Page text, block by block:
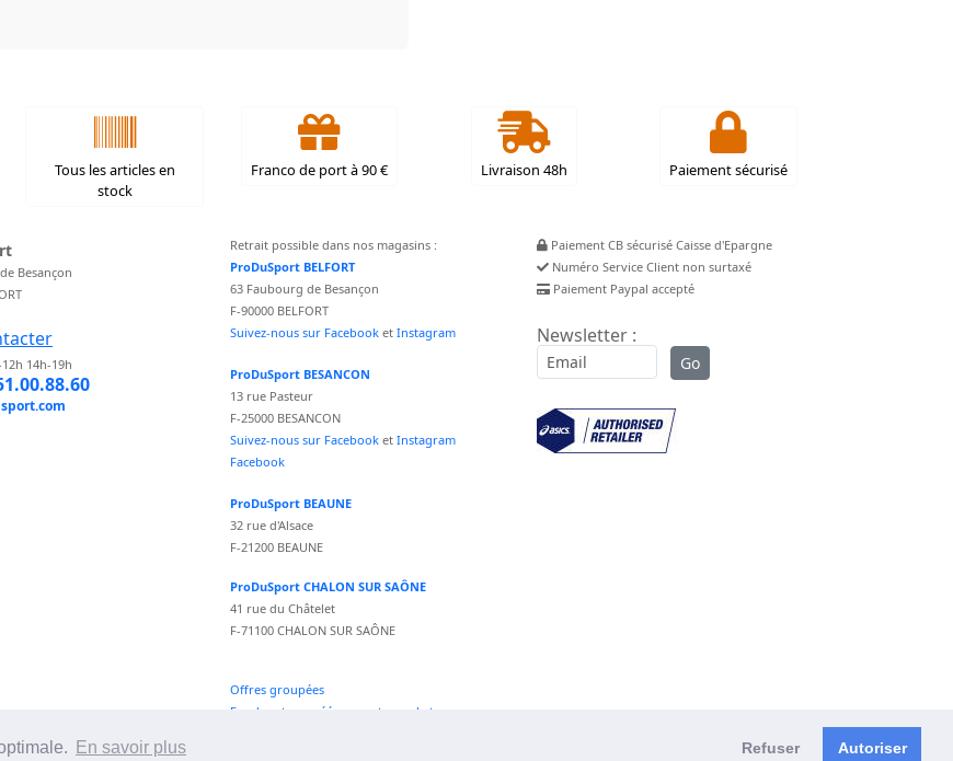
En savoir plus Refuser Autoriser
Tous les articles en
stock
Franco de port à 90 € Livraison 48h Paiement sécurisé
Besançon
14h-19h
Retrait possible dans nos magasins :
ProDuSport BELFORT
63 Faubourg de Besançon
F-90000 BELFORT
Suivez-nous sur Facebook et Instagram
ProDuSport BESANCON
13 rue Pasteur
F-25000 BESANCON
Suivez-nous sur Facebook et Instagram
Facebook
ProDuSport BEAUNE
32 rue d'Alsace
F-21200 BEAUNE
ProDuSport CHALON SUR SAÔNE
41 rue du Châtelet
F-71100 CHALON SUR SAÔNE
Offres groupées
Fond vecteur créé par vectorpocket -
Paiement CB sécurisé Caisse d'Epargne
Numéro Service Client non surtaxé
Paiement Paypal accepté
Newsletter :